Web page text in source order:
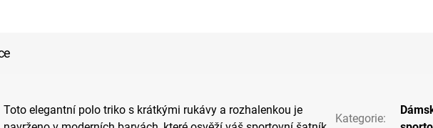
Toto elegantní polo triko s krátkými rukávy a rozhalenkou je
Kategorie: